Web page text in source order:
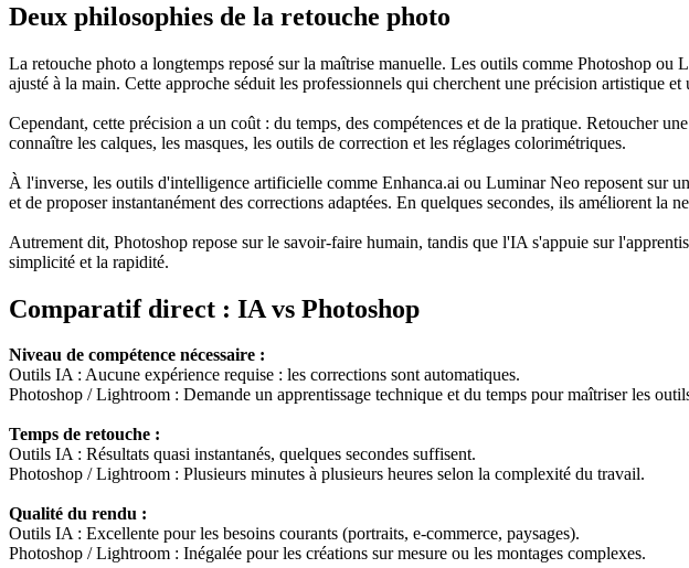
Deux philosophies de la retouche photo
La retouche photo a longtemps reposé sur la maîtrise manuelle. Les outils comme Photoshop
ajusté à la main. Cette approche séduit les professionnels qui cherchent une précision artistique
Cependant, cette précision a un coût : du temps, des compétences et de la pratique. Retoucher
connaître les calques, les masques, les outils de correction et les réglages colorimétriques.
À l'inverse, les outils d'intelligence artificielle comme Enhanca.ai ou Luminar Neo reposent sur
et de proposer instantanément des corrections adaptées. En quelques secondes, ils améliorent la
Autrement dit, Photoshop repose sur le savoir-faire humain, tandis que l'IA s'appuie sur
simplicité et la rapidité.
Comparatif direct : IA vs Photoshop
Niveau de compétence nécessaire :
Outils IA : Aucune expérience requise : les corrections sont automatiques.
Photoshop / Lightroom : Demande un apprentissage technique et du temps pour maîtriser les
Temps de retouche :
Outils IA : Résultats quasi instantanés, quelques secondes suffisent.
Photoshop / Lightroom : Plusieurs minutes à plusieurs heures selon la complexité du travail.
Qualité du rendu :
Outils IA : Excellente pour les besoins courants (portraits, e-commerce, paysages).
Photoshop / Lightroom : Inégalée pour les créations sur mesure ou les montages complexes.